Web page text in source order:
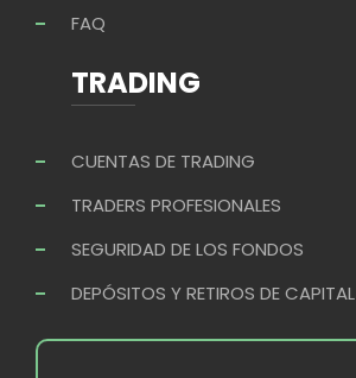
FAQ
TRADING
CUENTAS DE TRADING
TRADERS PROFESIONALES
SEGURIDAD DE LOS FONDOS
DEPÓSITOS Y RETIROS DE CAPITAL